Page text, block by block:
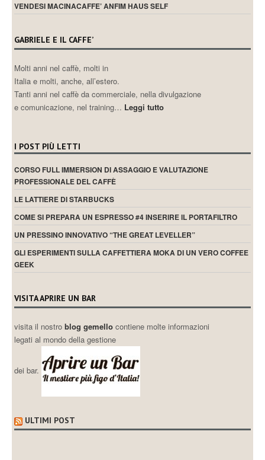
VENDESI MACINACAFFE’ ANFIM HAUS SELF
GABRIELE E IL CAFFE’
Molti anni nel caffè, molti in
Italia e molti, anche, all’estero.
Tanti anni nel caffè da commerciale, nella divulgazione
e comunicazione, nel training… Leggi tutto
I POST PIÙ LETTI
CORSO FULL IMMERSION DI ASSAGGIO E VALUTAZIONE
PROFESSIONALE DEL CAFFÈ
LE LATTIERE DI STARBUCKS
COME SI PREPARA UN ESPRESSO #4 INSERIRE IL PORTAFILTRO
UN PRESSINO INNOVATIVO “THE GREAT LEVELLER”
GLI ESPERIMENTI SULLA CAFFETTIERA MOKA DI UN VERO COFFEE
GEEK
VISITA APRIRE UN BAR
visita il nostroblog gemellocontiene molte informazioni
legati al mondo della gestione
dei bar.
ULTIMI POST